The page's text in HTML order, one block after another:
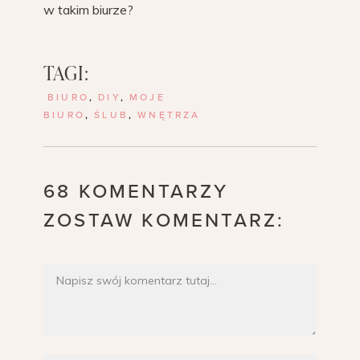
w takim biurze?
TAGI:
BIURO , DIY ,
MOJE
BIURO , ŚLUB, WNĘTRZA
68 KOMENTARZY
ZOSTAW KOMENTARZ: